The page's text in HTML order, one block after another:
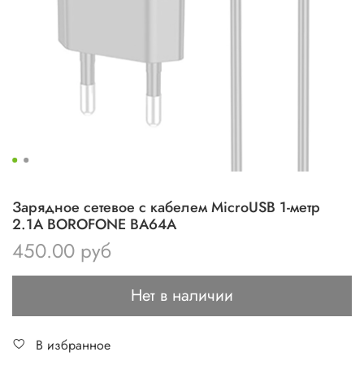
Зарядное сетевое с кабелем MicroUSB 1-метр
2.1А BOROFONE BA64A
450.00 руб
Нет в наличии
В избранное